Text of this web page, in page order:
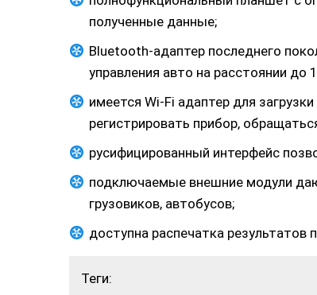
полученные данные;
Bluetooth-адаптер последнего
управления авто на расстоянии до
имеется Wi-Fi адаптер для
регистрировать прибор,
русифицированный интерфейс
подключаемые внешние модули
грузовиков, автобусов;
доступна распечатка результатов
Теги: